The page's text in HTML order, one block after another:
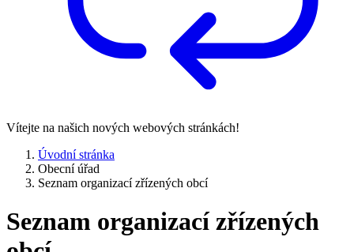
Vítejte na našich nových webových stránkách!
Úvodní stránka
Obecní úřad
Seznam organizací zřízených obcí
Seznam organizací zřízených